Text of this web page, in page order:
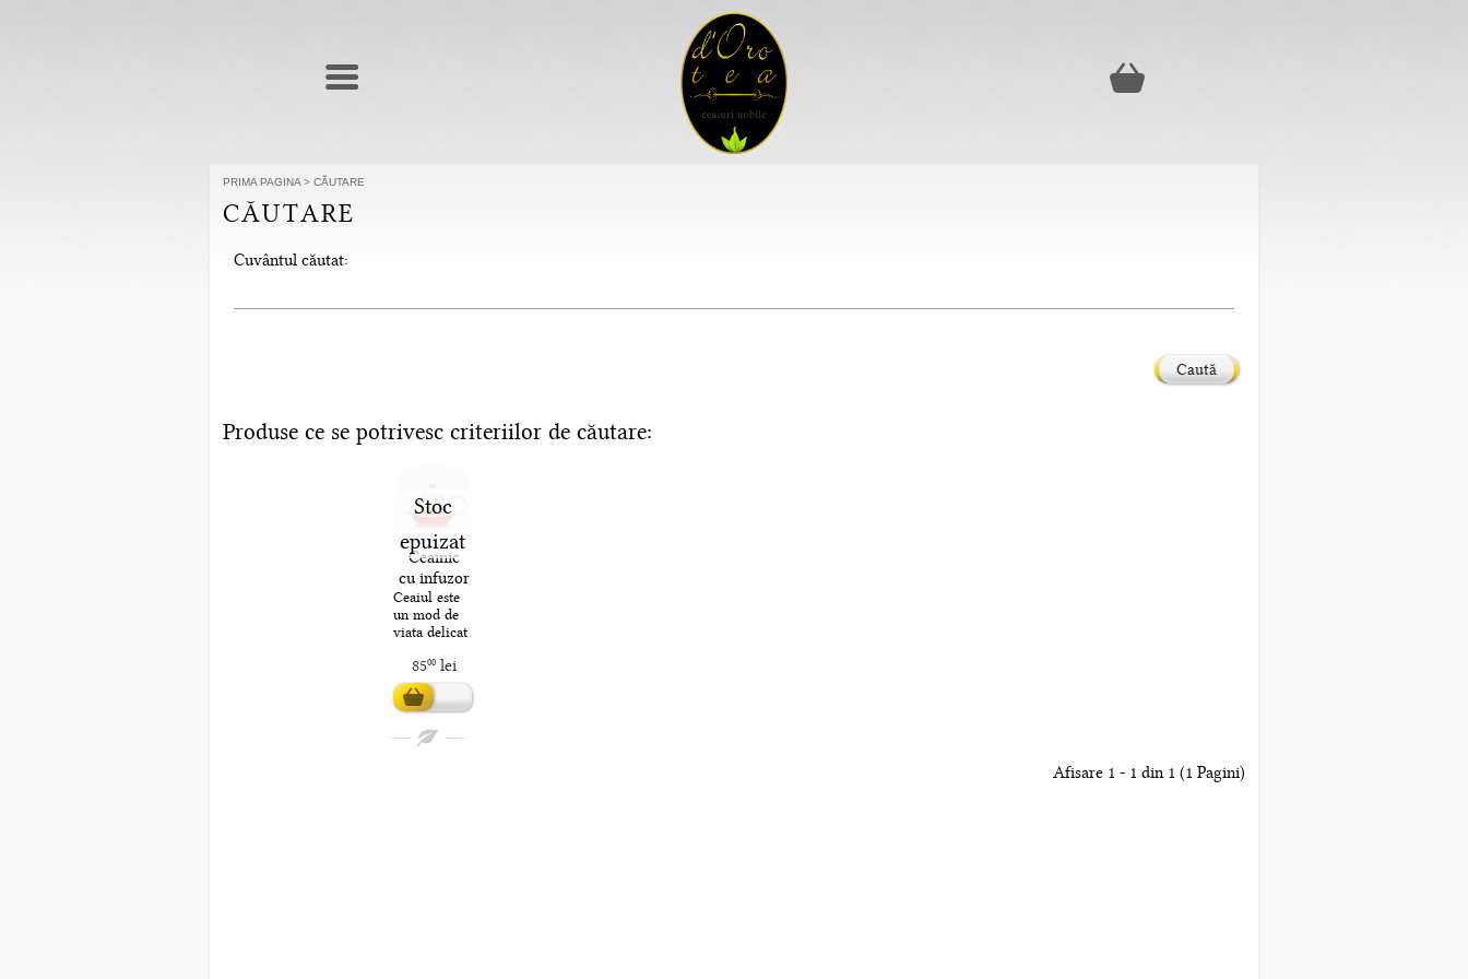
PRIMA PAGINA > CĂUTARE
CĂUTARE
Cuvântul căutat:
Caută
Produse ce se potrivesc criteriilor de căutare:
Stoc
epuizat
Ceainic
cu infuzor
de sticla
"Antes"
(Layla)
Ceaiul este
un mod de
viata delicat
ceainicul de
sticla "Antes"
incorporeaza
8500lei
Adaugă în
Afisare 1 - 1 din 1 (1 Pagini)